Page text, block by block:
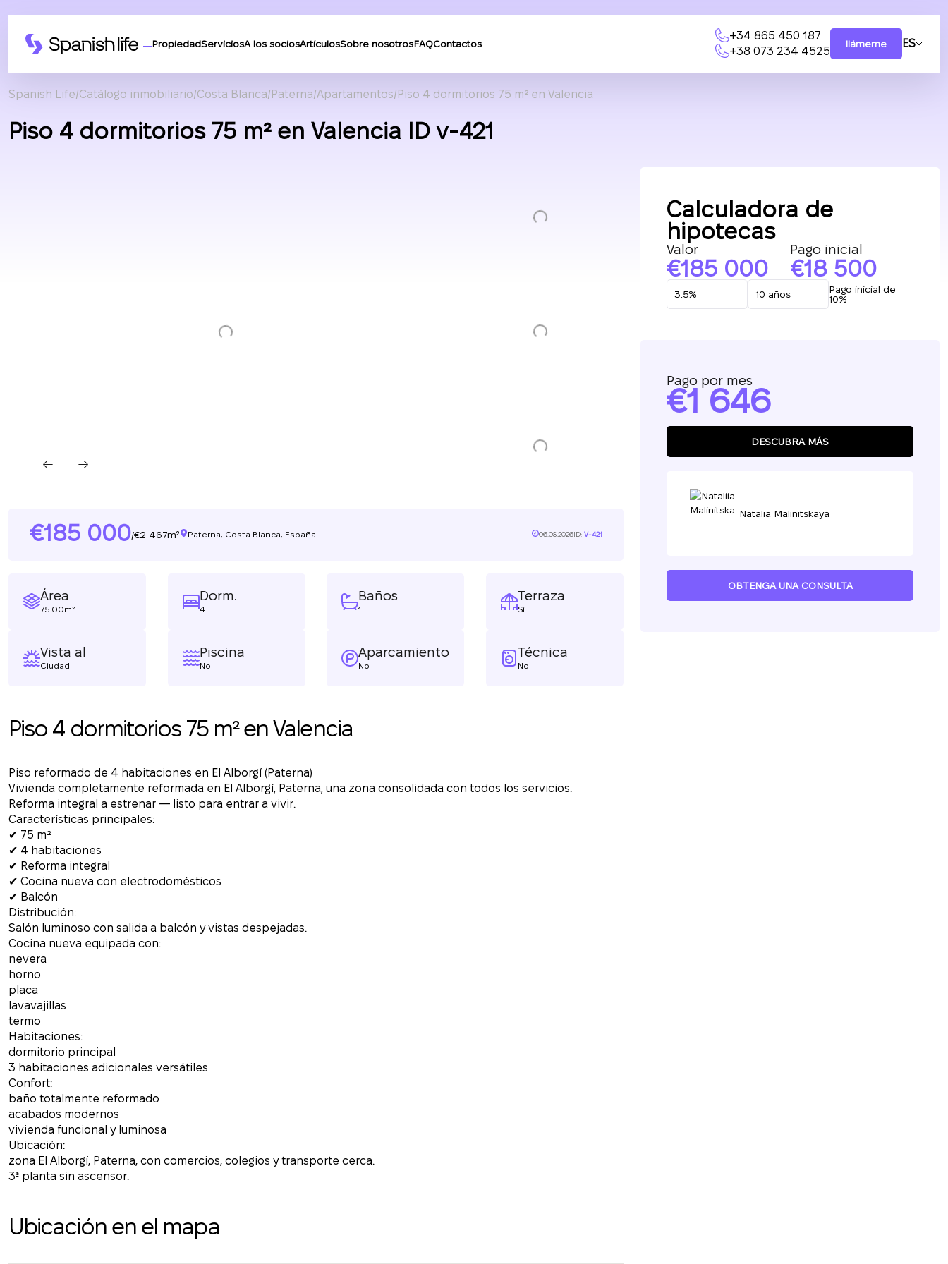
PropiedadServiciosA los sociosArtículosSobre nosotrosFAQContactos
+34 865 450 187
+38 073 234 4525
llámeme ES
Spanish Life Catálogo inmobiliario Costa Blanca Paterna Apartamentos Piso 4 dormitorios 75 m² en Valencia
Piso 4 dormitorios 75 m² en Valencia ID v-421
185 000/ 2 467m² Paterna, Costa Blanca, España 06.08.2026ID: V-421
Área
75.00m²
Dorm.
4
Baños
1
Terraza
Sí
Vista al
Ciudad
Piscina
No
Aparcamiento
No
Técnica
No
Piso 4 dormitorios 75 m² en Valencia
Piso reformado de 4 habitaciones en El Alborgí (Paterna)
Vivienda completamente reformada en El Alborgí, Paterna, una zona consolidada con todos los servicios.
Reforma integral a estrenar — listo para entrar a vivir.
Características principales:
✔ 75 m²
✔ 4 habitaciones
✔ Reforma integral
✔ Cocina nueva con electrodomésticos
✔ Balcón
Distribución:
Salón luminoso con salida a balcón y vistas despejadas.
Cocina nueva equipada con:
nevera
horno
placa
lavavajillas
termo
Habitaciones:
dormitorio principal
3 habitaciones adicionales versátiles
Confort:
baño totalmente reformado
acabados modernos
vivienda funcional y luminosa
Ubicación:
zona El Alborgí, Paterna, con comercios, colegios y transporte cerca.
3ª planta sin ascensor.
Ubicación en el mapa
Calculadora de
hipotecas
Valor
185 000
Pago inicial
18 500
Pago inicial de
10%
Pago por mes
1 646
DESCUBRA MÁS
Natalia Malinitskaya
OBTENGA UNA CONSULTA